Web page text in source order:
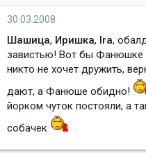
30.03.2008
Шашица, Иришка, Ira,
завистью! Вот бы Фанюшке
никто не хочет дружить,
дают, а Фанюше обидно!
йорком чуток постояли, а
собачек